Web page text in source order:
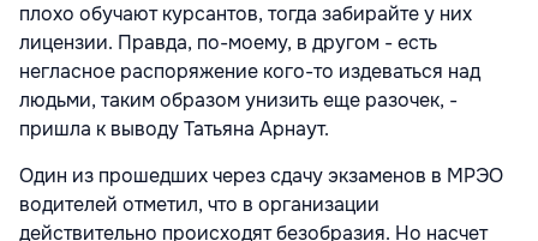
плохо обучают курсантов, тогда забирайте у них
лицензии. Правда, по-моему, в другом - есть
негласное распоряжение кого-то издеваться над
людьми, таким образом унизить еще разочек, -
пришла к выводу Татьяна Арнаут.
Один из прошедших через сдачу экзаменов в МРЭО
водителей отметил, что в организации
действительно происходят безобразия. Но насчет